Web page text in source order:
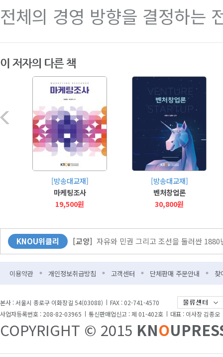
전체의 경영 방향을 결정하는
[방송대교재]
마케팅조사
19,500원
[방송대교재]
벤처창업론
30,800원
[방송대교재]
마케팅론
23,800원
[방송대교재]
금융투자의이해
16,400원
KNOU위클리
[커버스토리]
무더위엔 역시 책! 북캉스 떠나 볼
[사람과 삶]
“방송대의 매력은 다채로운 사람
[KNOU광장]
다시 바벨 이전으로?
[뉴스]
방송대-한국출판문화산업진흥원 업무협
[교양] 자유와 민권 그리고 조선을 둘러싼
이용약관 개인정보취급방침 고객센터 단체판매 주문안내 찾
본사 : 서울시 종로구 이화장길 54(03088)
FAX : 02-741-4570
사업자등록번호 : 208-82-03965
통신판매업신고 : 제 01-402호 대표 : 이사장 김종오
COPYRIGHT © 2015 KNO